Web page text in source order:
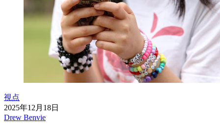
視点
2025年12月18日
Drew Benvie